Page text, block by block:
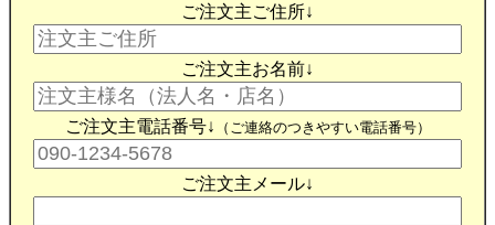
ご注文主ご住所↓
ご注文主お名前↓
ご注文主電話番号↓ （ご連絡のつきやすい電話番号）
ご注文主メール↓